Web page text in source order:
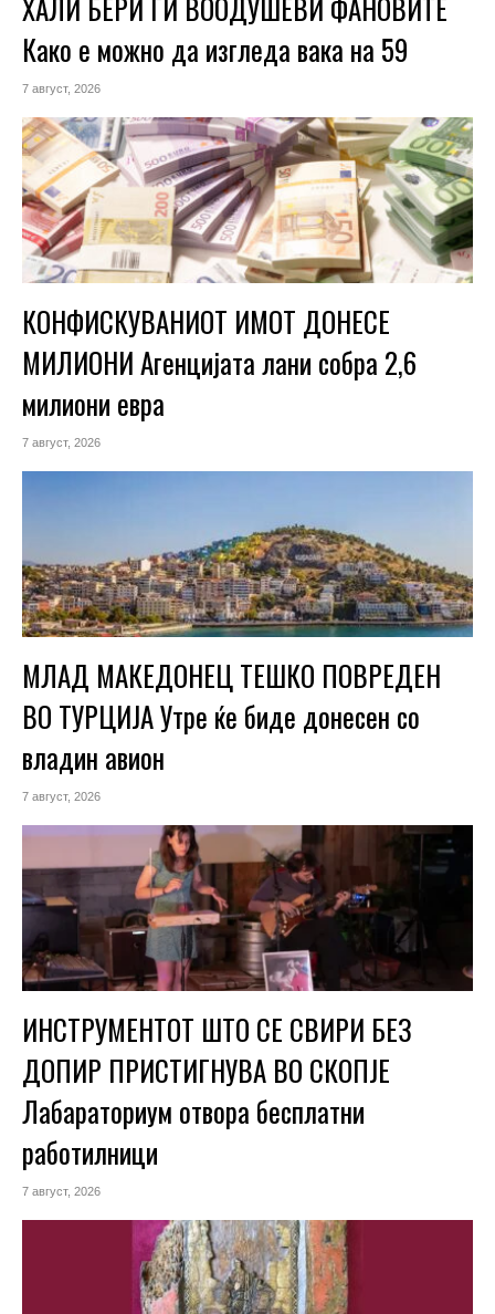
ХАЛИ БЕРИ ГИ ВООДУШЕВИ ФАНОВИТЕ
Како е можно да изгледа вака на 59
7 август, 2026
КОНФИСКУВАНИОТ ИМОТ ДОНЕСЕ
МИЛИОНИ Агенцијата лани собра 2,6
милиони евра
7 август, 2026
МЛАД МАКЕДОНЕЦ ТЕШКО ПОВРЕДЕН
ВО ТУРЦИЈА Утре ќе биде донесен со
владин авион
7 август, 2026
ИНСТРУМЕНТОТ ШТО СЕ СВИРИ БЕЗ
ДОПИР ПРИСТИГНУВА ВО СКОПЈЕ
Лабараториум отвора бесплатни
работилници
7 август, 2026